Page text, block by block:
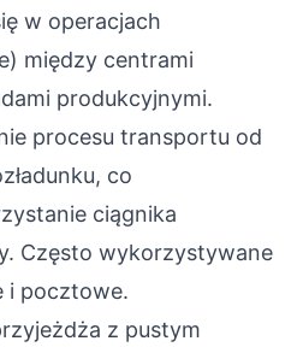
w operacjach
między centrami
produkcyjnymi.
procesu transportu od
co
ciągnika
Często wykorzystywane
i pocztowe.
z pustym